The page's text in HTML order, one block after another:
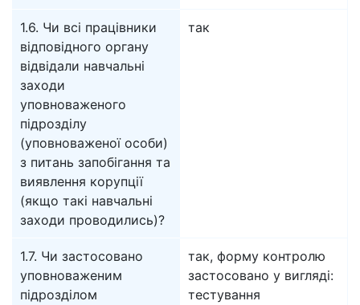
1.6. Чи всі працівники
відповідного органу
відвідали навчальні
заходи
уповноваженого
підрозділу
(уповноваженої особи)
з питань запобігання та
виявлення корупції
(якщо такі навчальні
заходи проводились)?
так
1.7. Чи застосовано
уповноваженим
підрозділом
так, форму контролю
застосовано у вигляді:
тестування